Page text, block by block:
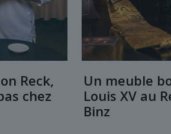
Reck,
chez
Un meuble
Louis XV au
Binz